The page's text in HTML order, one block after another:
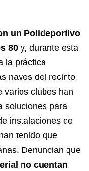
un Polideportivo
80 y, durante esta
la práctica
naves del recinto
varios clubes han
soluciones para
instalaciones de
tenido que
Denuncian que
no cuentan